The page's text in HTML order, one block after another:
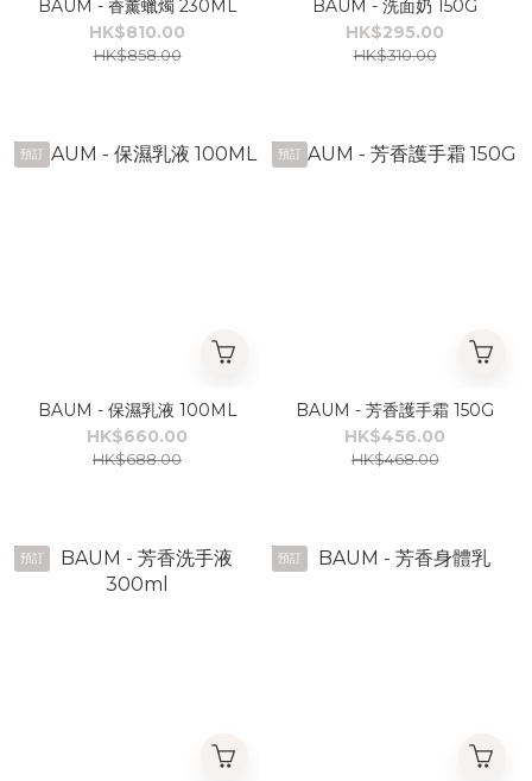
BAUM - 香薰蠟燭 230ML
HK$810.00
HK$858.00
BAUM - 洗面奶 150G
HK$295.00
HK$310.00
預訂
BAUM - 保濕乳液 100ML
HK$660.00
HK$688.00
預訂
BAUM - 芳香護手霜 150G
HK$456.00
HK$468.00
預訂 預訂